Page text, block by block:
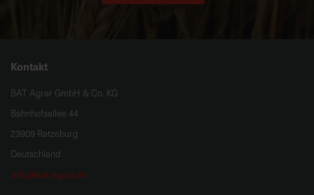
Kontakt
BAT Agrar GmbH & Co. KG
Bahnhofsallee 44
23909 Ratzeburg
Deutschland
info@bat-agrar.de